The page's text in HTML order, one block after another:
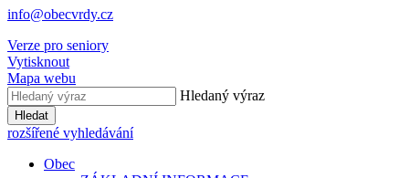
info@obecvrdy.cz
Verze pro seniory
Vytisknout
Mapa webu
Hledaný výraz
Hledat
rozšířené vyhledávání
Obec